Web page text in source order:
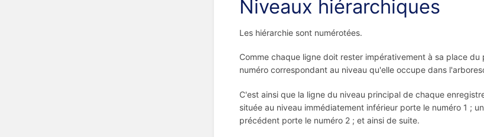
Niveaux hiérarchiques
Les hiérarchie sont numérotées.
Comme chaque ligne doit rester impérativement à sa place
numéro correspondant au niveau qu'elle occupe dans
C'est ainsi que la ligne du niveau principal de chaque
située au niveau immédiatement inférieur porte le numéro 1 ;
précédent porte le numéro 2 ; et ainsi de suite.